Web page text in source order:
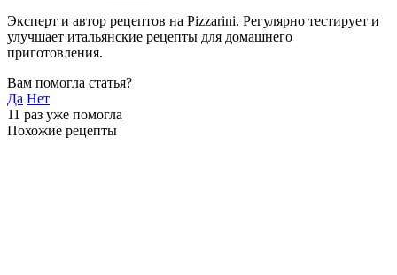
Эксперт и автор рецептов на Pizzarini. Регулярно тестирует и
улучшает итальянские рецепты для домашнего
приготовления.
Вам помогла статья?
Да Нет
11 раз уже помогла
Похожие рецепты